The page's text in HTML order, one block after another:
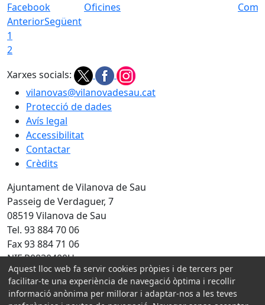
Facebook Oficines
Com
AnteriorSegüent
1
2
Xarxes socials:
vilanovas@vilanovadesau.cat
Protecció de dades
Avís legal
Accessibilitat
Contactar
Crèdits
Ajuntament de Vilanova de Sau
Passeig de Verdaguer, 7
08519 Vilanova de Sau
Tel. 93 884 70 06
Fax 93 884 71 06
NIF P0830400H
Amb la col·laboració de:
Aquest lloc web fa servir cookies pròpies i de tercers per
facilitar-te una experiència de navegació òptima i recollir
informació anònima per millorar i adaptar-nos a les teves